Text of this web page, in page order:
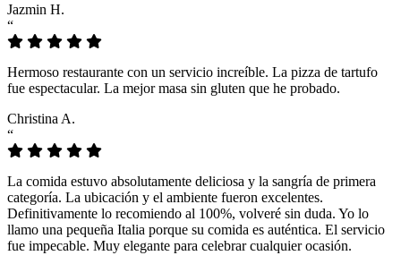
Jazmin H.
“
Hermoso restaurante con un servicio increíble. La pizza de tartufo
fue espectacular. La mejor masa sin gluten que he probado.
Christina A.
“
La comida estuvo absolutamente deliciosa y la sangría de primera
categoría. La ubicación y el ambiente fueron excelentes.
Definitivamente lo recomiendo al 100%, volveré sin duda. Yo lo
llamo una pequeña Italia porque su comida es auténtica. El servicio
fue impecable. Muy elegante para celebrar cualquier ocasión.